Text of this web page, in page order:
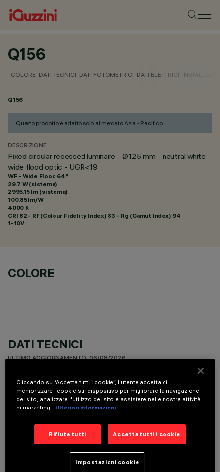
Q156
COLORE DATI TECNICI DATI FOTOMETRICI DATI ELETTRICI
Q156
Questo prodotto è adatto solo al mercato Asia - Pacifico
DESCRIZIONE
Fixed circular recessed luminaire - Ø125 mm - neutral white -
wide flood optic - UGR<19
WF - Wide Flood 64°
29.7 W (sistema)
2995.15 lm (sistema)
100.85 lm/W
4000 K
CRI 82 - Rf (Colour Fidelity Index) 83 - Rg (Gamut Index) 94
1-10V
COLORE
DATI TECNICI
ULTIMO AGGIORNAMENTO: 06/08/2026
DESCRIZIONE
Fixed round luminaire designed to use a LED lamp with C.O.B.
technology. Version with rim for surface-mounting. Reflector
vacuum-metallised with aluminium vapours with an anti-
scratch protective layer. Die-cast aluminium body and
passive dissipation system. Product complete with LED lamp
in neutral white colour tone (4,000K). General light emission,
with controlled luminance UGR<19 1500 cd/m2 α>65° wide
Cliccando su “Accetta tutti i cookie”, l'utente accetta di
memorizzare i cookie sul dispositivo per migliorare la navigazione
del sito, analizzare l'utilizzo del sito e assistere nelle nostre attività
di marketing.
Ulteriori informazioni
Rifiuta tutti Accetta tutti i cookie
Impostazioni cookie